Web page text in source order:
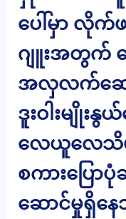
ပေါ်မှာ လိုက်
ဂျူးအတွက် မွ
အလှလက်ဆေ
ဒူးဝါးမျိုး
လေယူလေသိ
စကားပြေ
ဆောင်မှုရှိန